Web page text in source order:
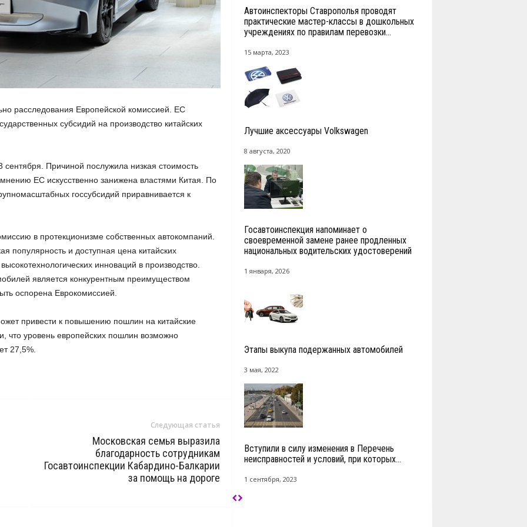
расследования Европейской комиссией. ЕС
субсидий на производство китайских
Причиной послужила низкая стоимость
ЕС искусственно занижена властями Китая. По
госсубсидий приравнивается к
в протекционизме собственных автокомпаний.
популярность и доступная цена китайских
инноваций в производство.
является конкурентным преимуществом
оспорена Еврокомиссией.
привести к повышению пошлин на китайские
что уровень европейских пошлин возможно
27,5%.
Следующая статья
Московская семья выразила
благодарность сотрудникам
Госавтоинспекции Кабардино-Балкарии
за помощь на дороге
Автоинспекторы Ставрополья проводят
практические мастер-классы в дошкольных
учреждениях по правилам перевозки...
15 марта, 2023
Лучшие аксессуары Volkswagen
8 августа, 2020
Госавтоинспекция напоминает о
своевременной замене ранее продленных
национальных водительских удостоверений
1 января, 2026
Этапы выкупа подержанных автомобилей
3 мая, 2022
Вступили в силу изменения в Перечень
неисправностей и условий, при которых...
1 сентября, 2023